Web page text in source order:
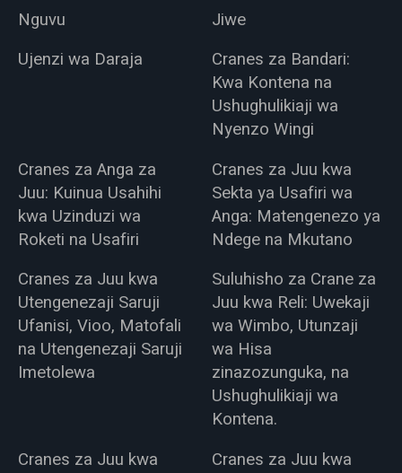
Nguvu
Jiwe
Ujenzi wa Daraja
Cranes za Bandari:
Kwa Kontena na
Ushughulikiaji wa
Nyenzo Wingi
Cranes za Anga za
Juu: Kuinua Usahihi
kwa Uzinduzi wa
Roketi na Usafiri
Cranes za Juu kwa
Sekta ya Usafiri wa
Anga: Matengenezo ya
Ndege na Mkutano
Cranes za Juu kwa
Utengenezaji Saruji
Ufanisi, Vioo, Matofali
na Utengenezaji Saruji
Imetolewa
Suluhisho za Crane za
Juu kwa Reli: Uwekaji
wa Wimbo, Utunzaji
wa Hisa
zinazozunguka, na
Ushughulikiaji wa
Kontena.
Cranes za Juu kwa
Cranes za Juu kwa